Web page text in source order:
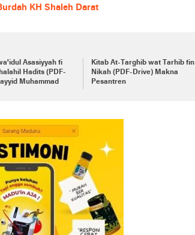
KH Shaleh Darat
Asasiyyah fi
Hadits (PDF-
Muhammad
Kitab At-Targhib wat Tarhib fin
Nikah (PDF-Drive) Makna
Pesantren